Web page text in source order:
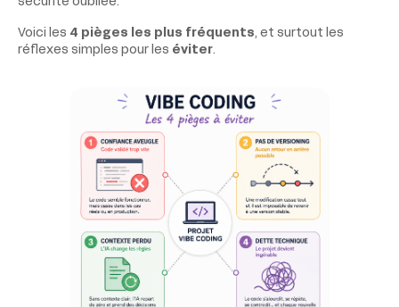
Voici les 4 pièges les plus fréquents, et surtout les
réflexes simples pour les éviter.